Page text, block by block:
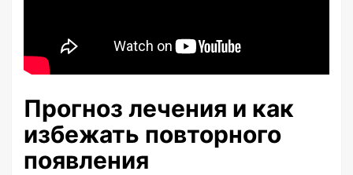
Прогноз лечения и как
избежать повторного
появления